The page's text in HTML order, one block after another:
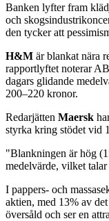
Banken lyfter fram
och
den tycker att
H&M är blankat nära
rapportlyftet noterar
dagars glidande
200–220 kronor.
Redarjätten Maersk
styrka kring stödet vid
"Blankningen är hög
medelvärde, vilket
I pappers- och
aktien, med 13% av
översåld och ser en